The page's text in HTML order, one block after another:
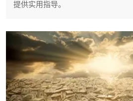
提供实用指导。